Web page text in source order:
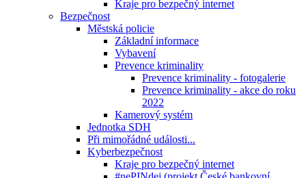
Kraje pro bezpečný internet
Bezpečnost
Městská policie
Základní informace
Vybavení
Prevence kriminality
Prevence kriminality - fotogalerie
Prevence kriminality - akce do roku
2022
Kamerový systém
Jednotka SDH
Při mimořádné události...
Kyberbezpečnost
Kraje pro bezpečný internet